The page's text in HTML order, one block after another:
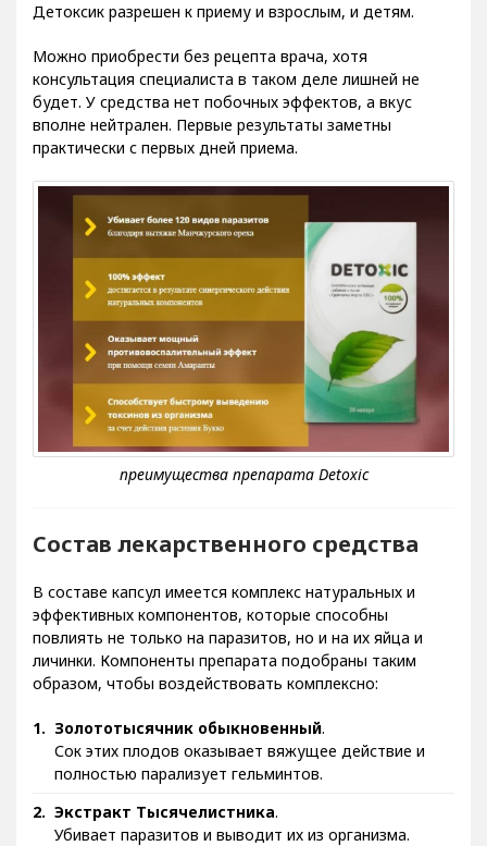
Детоксик разрешен к приему и взрослым, и детям.
Можно приобрести без рецепта врача, хотя
консультация специалиста в таком деле лишней не
будет. У средства нет побочных эффектов, а вкус
вполне нейтрален. Первые результаты заметны
практически с первых дней приема.
Состав лекарственного средства
В составе капсул имеется комплекс натуральных и
эффективных компонентов, которые способны
повлиять не только на паразитов, но и на их яйца и
личинки. Компоненты препарата подобраны таким
образом, чтобы воздействовать комплексно:
Золототысячник обыкновенный.
Сок этих плодов оказывает вяжущее действие и
полностью парализует гельминтов.
Экстракт Тысячелистника.
Убивает паразитов и выводит их из организма.